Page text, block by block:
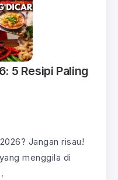
5 Resipi Paling
Jangan risau!
menggila di